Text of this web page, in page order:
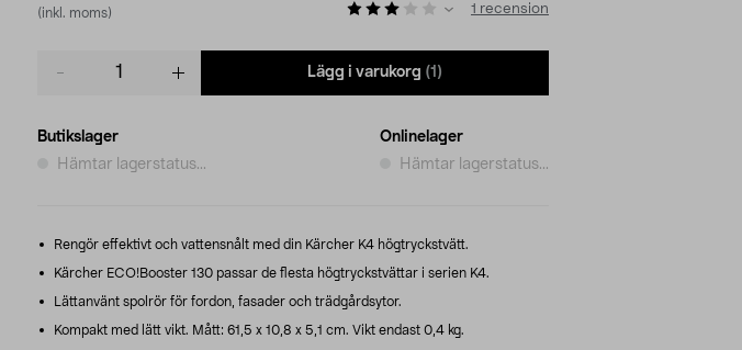
(inkl. moms) 1 recension
Lägg i varukorg (1)
Butikslager
Hämtar lagerstatus...
Onlinelager
Hämtar lagerstatus...
Rengör effektivt och vattensnålt med din Kärcher K4 högtryckstvätt.
Kärcher ECO!Booster 130 passar de flesta högtryckstvättar i serien K4.
Lättanvänt spolrör för fordon, fasader och trädgårdsytor.
Kompakt med lätt vikt. Mått: 61,5 x 10,8 x 5,1 cm. Vikt endast 0,4 kg.